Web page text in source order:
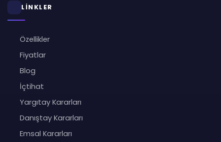
LİNKLER
Özellikler
Fiyatlar
Blog
İçtihat
Yargıtay Kararları
Danıştay Kararları
Emsal Kararları